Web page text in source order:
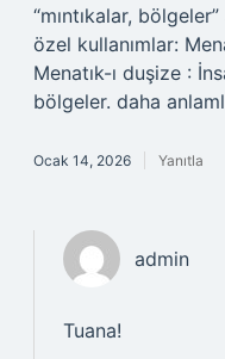
“mıntıkalar,
özel kullanımlar:
Menatık-ı duşize :
bölgeler. daha
Ocak 14, 2026 Yanıtla
admin
Tuana!